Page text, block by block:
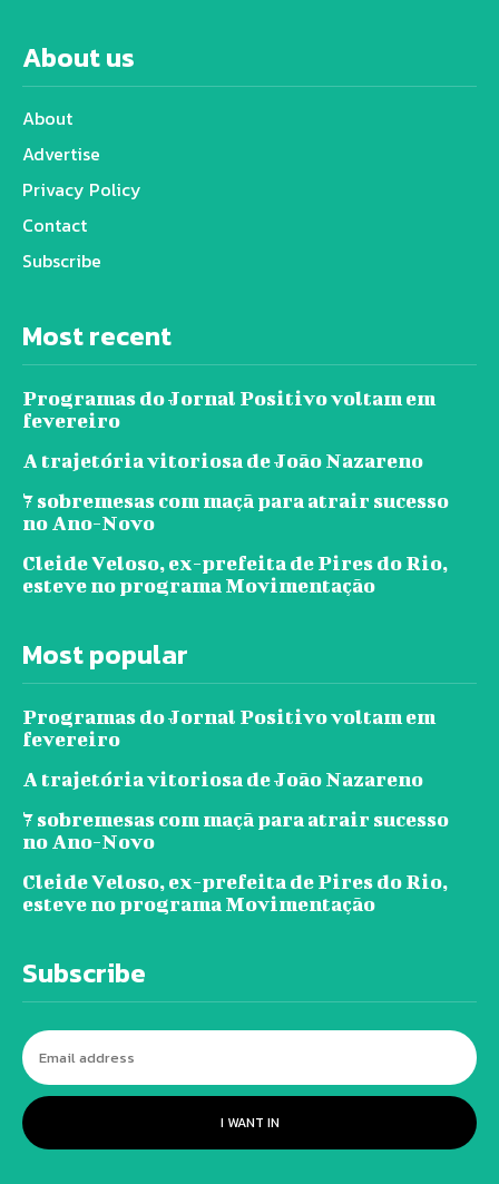
About us
About
Advertise
Privacy Policy
Contact
Subscribe
Most recent
Programas do Jornal Positivo voltam em
fevereiro
A trajetória vitoriosa de João Nazareno
7 sobremesas com maçã para atrair sucesso
no Ano-Novo
Cleide Veloso, ex-prefeita de Pires do Rio,
esteve no programa Movimentação
Most popular
Programas do Jornal Positivo voltam em
fevereiro
A trajetória vitoriosa de João Nazareno
7 sobremesas com maçã para atrair sucesso
no Ano-Novo
Cleide Veloso, ex-prefeita de Pires do Rio,
esteve no programa Movimentação
Subscribe
I WANT IN